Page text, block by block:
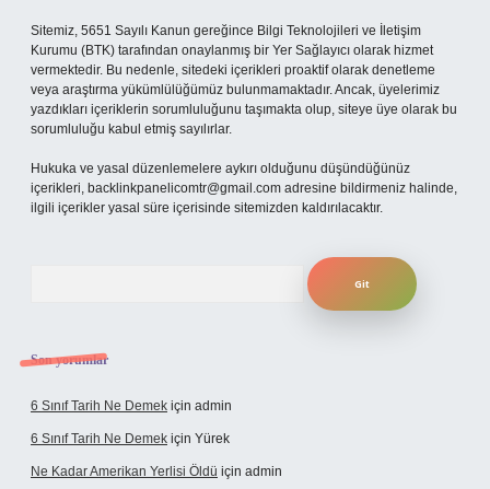
Sitemiz, 5651 Sayılı Kanun gereğince Bilgi Teknolojileri ve İletişim
Kurumu (BTK) tarafından onaylanmış bir Yer Sağlayıcı olarak hizmet
vermektedir. Bu nedenle, sitedeki içerikleri proaktif olarak denetleme
veya araştırma yükümlülüğümüz bulunmamaktadır. Ancak, üyelerimiz
yazdıkları içeriklerin sorumluluğunu taşımakta olup, siteye üye olarak bu
sorumluluğu kabul etmiş sayılırlar.
Hukuka ve yasal düzenlemelere aykırı olduğunu düşündüğünüz
içerikleri, backlinkpanelicomtr@gmail.com adresine bildirmeniz halinde,
ilgili içerikler yasal süre içerisinde sitemizden kaldırılacaktır.
Son yorumlar
6 Sınıf Tarih Ne Demek için admin
6 Sınıf Tarih Ne Demek için Yürek
Ne Kadar Amerikan Yerlisi Öldü için admin